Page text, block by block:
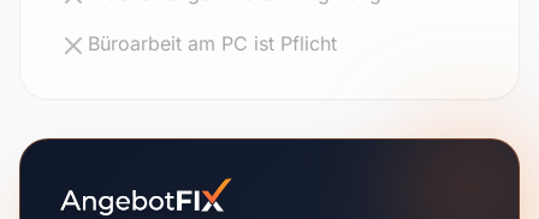
Büroarbeit am PC ist Pflicht